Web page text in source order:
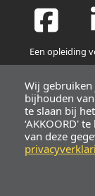
Een opleiding
Profiel
1348,
+32
Wij
bijhouden
te slaan bij
‘AKKOORD'
van deze